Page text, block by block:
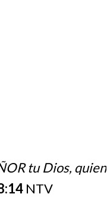
tu Dios, quien
‬ ‭NTV‬‬